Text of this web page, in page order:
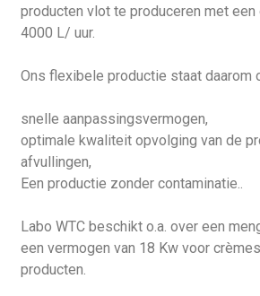
producten vlot te produceren met
4000 L/ uur.
Ons flexibele productie staat daarom
snelle aanpassingsvermogen,
optimale kwaliteit opvolging van de
afvullingen,
Een productie zonder contaminatie..
Labo WTC beschikt o.a. over een
een vermogen van 18 Kw voor
producten.